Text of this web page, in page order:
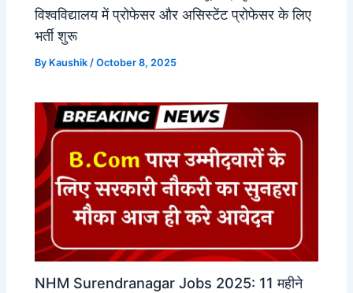
विश्वविद्यालय में प्रोफेसर और असिस्टेंट प्रोफेसर के लिए
भर्ती शुरू
By Kaushik/October 8, 2025
NHM Surendranagar Jobs 2025: 11 महीने